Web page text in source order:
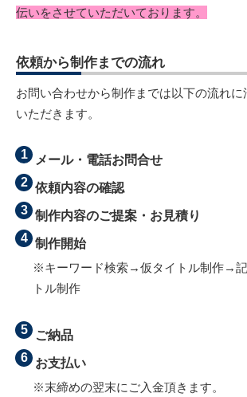
伝いをさせていただいております。
依頼から制作までの流れ
お問い合わせから制作までは以下の流れに
いただきます。
メール・電話お問合せ
依頼内容の確認
制作内容のご提案・お見積り
制作開始
※キーワード検索→仮タイトル制作→
トル制作
ご納品
お支払い
※末締めの翌末にご入金頂きます。